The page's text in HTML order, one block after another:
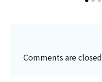
Comments are